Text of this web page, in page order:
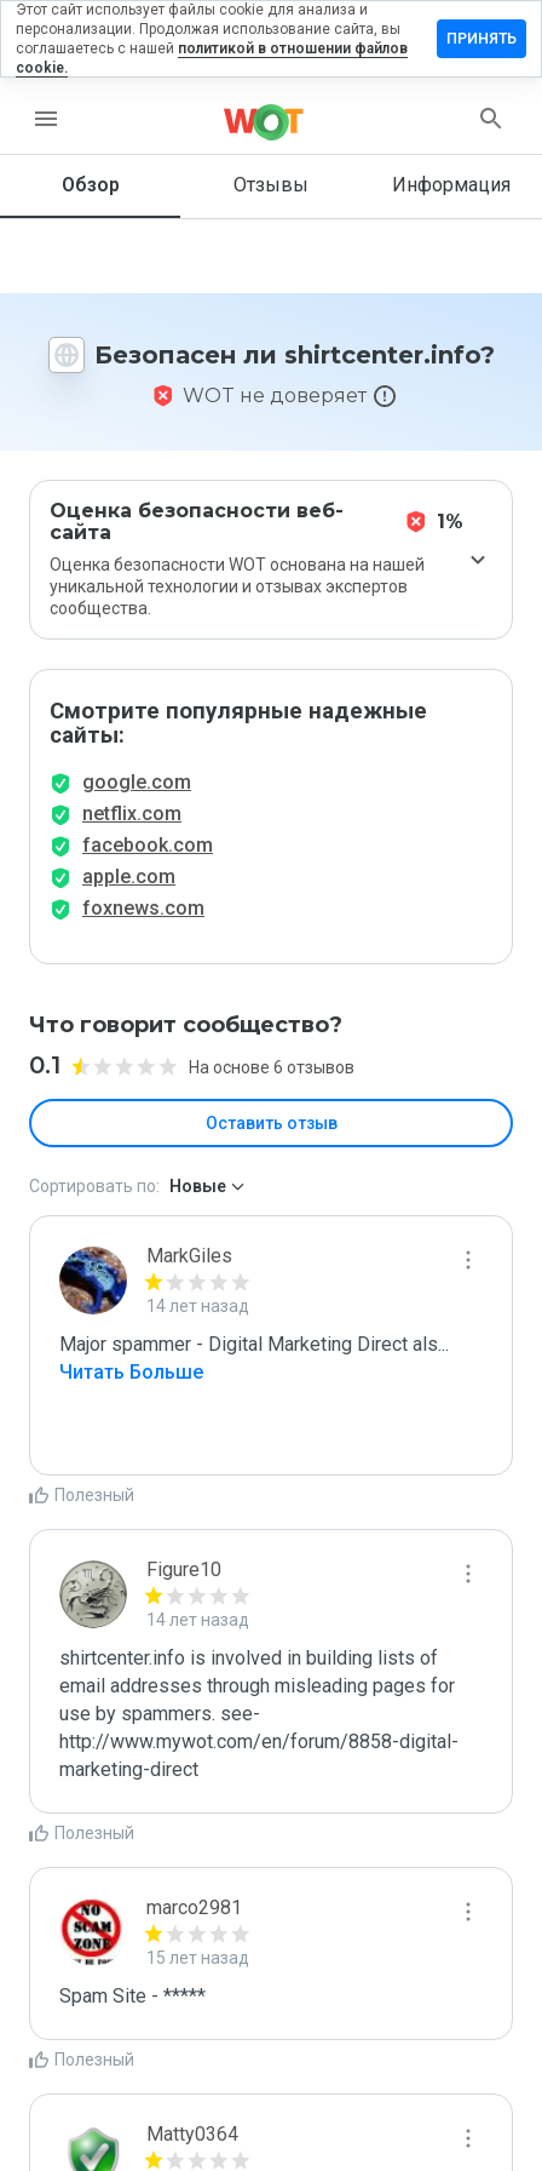
menu
Обзор Отзывы Информация
Безопасен ли shirtcenter.info?
WOT не доверяет
Оценка безопасности веб-
сайта
1%
Оценка безопасности WOT основана на нашей
уникальной технологии и отзывах экспертов
сообщества.
Смотрите популярные надежные
сайты:
google.com
netflix.com
facebook.com
apple.com
foxnews.com
Что говорит сообщество?
0.1 На основе 6 отзывов
Оставить отзыв
на
Как бы
этот
1 до 5?
Сортировать по: Новые
MarkGiles
14 лет назад
Major spammer - Digital Marketing Direct als...
Читать Больше
Полезный
Figure10
14 лет назад
shirtcenter.info is involved in building lists of
email addresses through misleading pages for
use by spammers. see-
http://www.mywot.com/en/forum/8858-digital-
marketing-direct
Полезный
marco2981
15 лет назад
Полезный
Matty0364
Этот сайт использует файлы cookie для анализа и
персонализации. Продолжая использование сайта, вы
соглашаетесь с нашей политикой в отношении файлов
cookie.
ПРИНЯТЬ